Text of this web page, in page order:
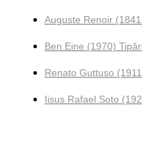
Auguste Renoir
Ben Eine (1970)
Renato Guttuso
Iisus Rafael Soto